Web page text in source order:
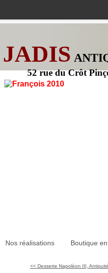
JADIS
52 rue du Crôt
Nos réalisations Boutique
<< Desserte Napolèon III,